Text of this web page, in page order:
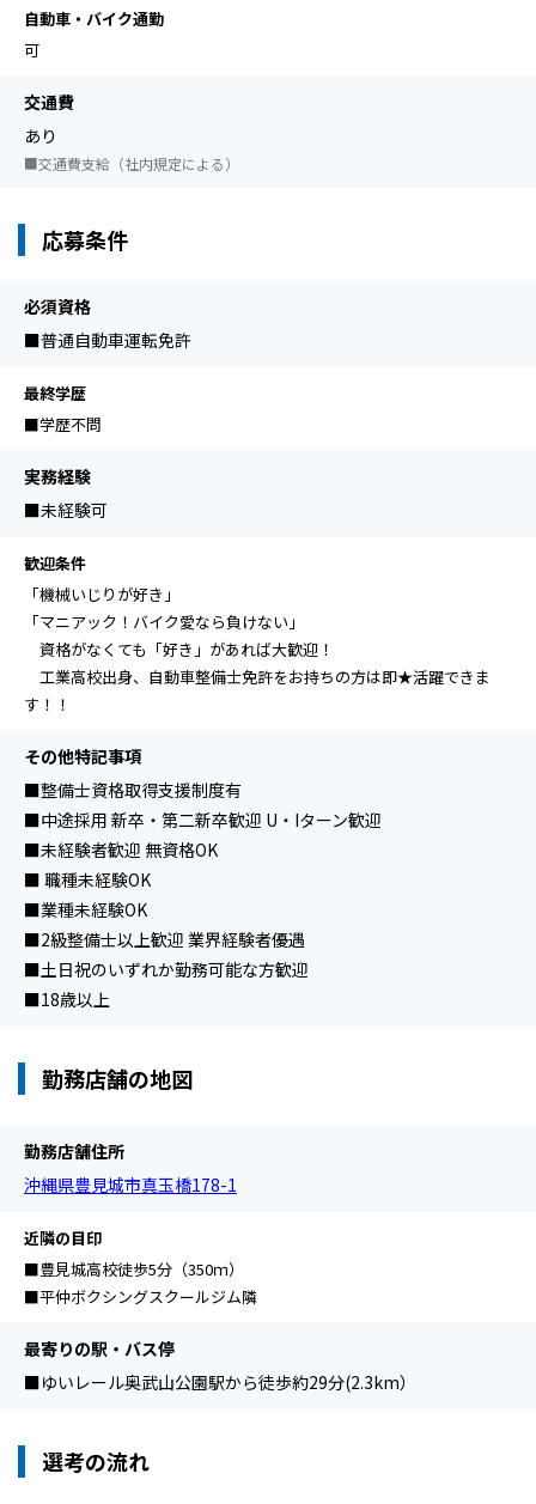
自動車・バイク通勤
可
交通費
あり
■交通費支給（社内規定による）
応募条件
必須資格
■普通自動車運転免許
最終学歴
■学歴不問
実務経験
■未経験可
歓迎条件
「機械いじりが好き」
「マニアック！バイク愛なら負けない」
資格がなくても「好き」があれば大歓迎！
工業高校出身、自動車整備士免許をお持ちの方は即★活躍できま
す！！
その他特記事項
■整備士資格取得支援制度有
■中途採用 新卒・第二新卒歓迎 U・Iターン歓迎
■未経験者歓迎 無資格OK
■ 職種未経験OK
■業種未経験OK
■2級整備士以上歓迎 業界経験者優遇
■土日祝のいずれか勤務可能な方歓迎
■18歳以上
勤務店舗の地図
勤務店舗住所
沖縄県豊見城市真玉橋178-1
近隣の目印
■豊見城高校徒歩5分（350ｍ）
■平仲ボクシングスクールジム隣
最寄りの駅・バス停
■ゆいレール奥武山公園駅から徒歩約29分(2.3km）
選考の流れ